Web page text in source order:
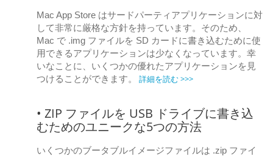
Mac App Store はサードパーティアプリケーションに対
して非常に厳格な方針を持っています。そのため、
Mac で .img ファイルを SD カードに書き込むために使
用できるアプリケーションは少なくなっています。幸
いなことに、いくつかの優れたアプリケーションを見
つけることができます。
詳細を読む >>>
• ZIP ファイルを USB ドライブに書き込
むためのユニークな5つの方法
いくつかのブータブルイメージファイルは .zip ファイ